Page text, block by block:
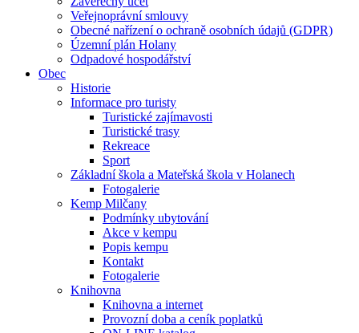
Veřejnoprávní smlouvy
Obecné nařízení o ochraně osobních údajů (GDPR)
Územní plán Holany
Odpadové hospodářství
Obec
Historie
Informace pro turisty
Turistické zajímavosti
Turistické trasy
Rekreace
Sport
Základní škola a Mateřská škola v Holanech
Fotogalerie
Kemp Milčany
Podmínky ubytování
Akce v kempu
Popis kempu
Kontakt
Fotogalerie
Knihovna
Knihovna a internet
Provozní doba a ceník poplatků